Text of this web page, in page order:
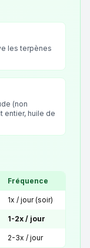
les terpènes
(non
entier, huile de
Fréquence
1x / jour (soir)
1-2x / jour
2-3x / jour